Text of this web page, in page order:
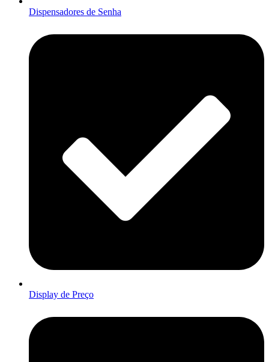
Dispensadores de Senha
Display de Preço